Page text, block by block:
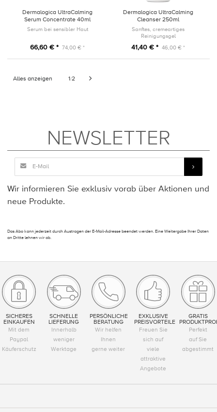
Dermalogica UltraCalming
Serum Concentrate 40ml
Serum bei sensibler Haut
66,60 € * 74,00 € *
Dermalogica UltraCalming
Cleanser 250ml
Sanftes, cremeartiges
Reinigungsgel
41,40 € * 46,00 € *
Alles anzeigen 1/2
NEWSLETTER
Wir informieren Sie exklusiv vorab über Aktionen und
neue Produkte.
Das Abo kann jederzeit durch Austragen der E-Mail-Adresse beendet werden. Eine Weitergabe Ihrer Daten
an Dritte lehnen wir ab.
SICHERES
EINKAUFEN
Mit dem
Paypal
Käuferschutz
SCHNELLE
LIEFERUNG
Innerhalb
weniger
Werktage
PERSÖNLICHE
BERATUNG
Wir helfen
Ihnen
gerne weiter
EXKLUSIVE
PREISVORTEILE
Freuen Sie
sich auf
viele
attraktive
Angebote
GRATIS
Perfekt
auf Sie
abgestimmt